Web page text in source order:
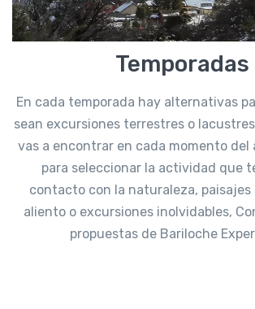
Temporadas
En cada temporada hay alternativas
sean excursiones terrestres o
vas a encontrar en cada momento del
para seleccionar la actividad que
contacto con la naturaleza, paisajes
aliento o excursiones inolvidables,
propuestas de Bariloche